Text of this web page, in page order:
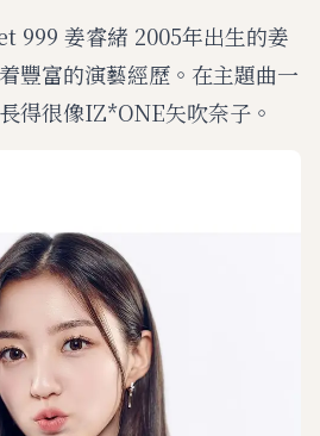
999 姜睿緒 2005年出生的姜
豐富的演藝經歷。在主題曲一
得很像IZ*ONE矢吹奈子。